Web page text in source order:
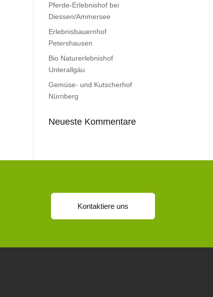
Pferde-Erlebnishof bei
Diessen/Ammersee
Erlebnisbauernhof
Petershausen
Bio Naturerlebnishof
Unterallgäu
Gemüse- und Kutscherhof
Nürnberg
Neueste Kommentare
Kontaktiere uns